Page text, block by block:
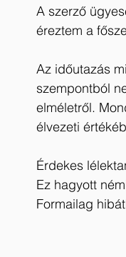
A szerző
éreztem a
Az időutazás
szempontból
elméletről.
élvezeti
Érdekes
Ez hagyott
Formailag